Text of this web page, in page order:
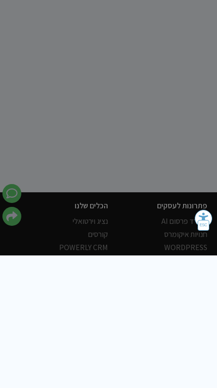
פתרונות לעסקים
משרד פרסום AI
חנויות איקומרס
WORDPRESS
הכלים שלנו
נציג וירטואלי
קורסים
POWERLY CRM